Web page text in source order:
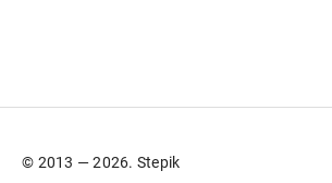
© 2013 — 2026. Stepik